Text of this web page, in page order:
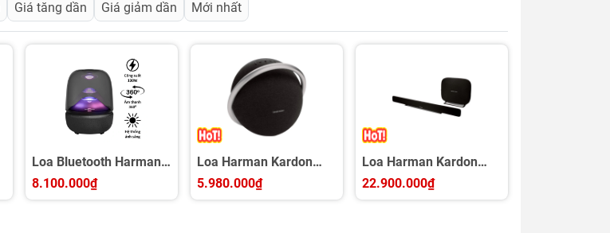
Giá tăng dần Giá giảm dần Mới nhất
Loa Bluetooth Harman
Kardon Aura Studio 5
8.100.000₫
Loa Harman Kardon
Onyx Studio 8
5.980.000₫
Loa Harman Kardon
Omni Bar Plus
22.900.000₫